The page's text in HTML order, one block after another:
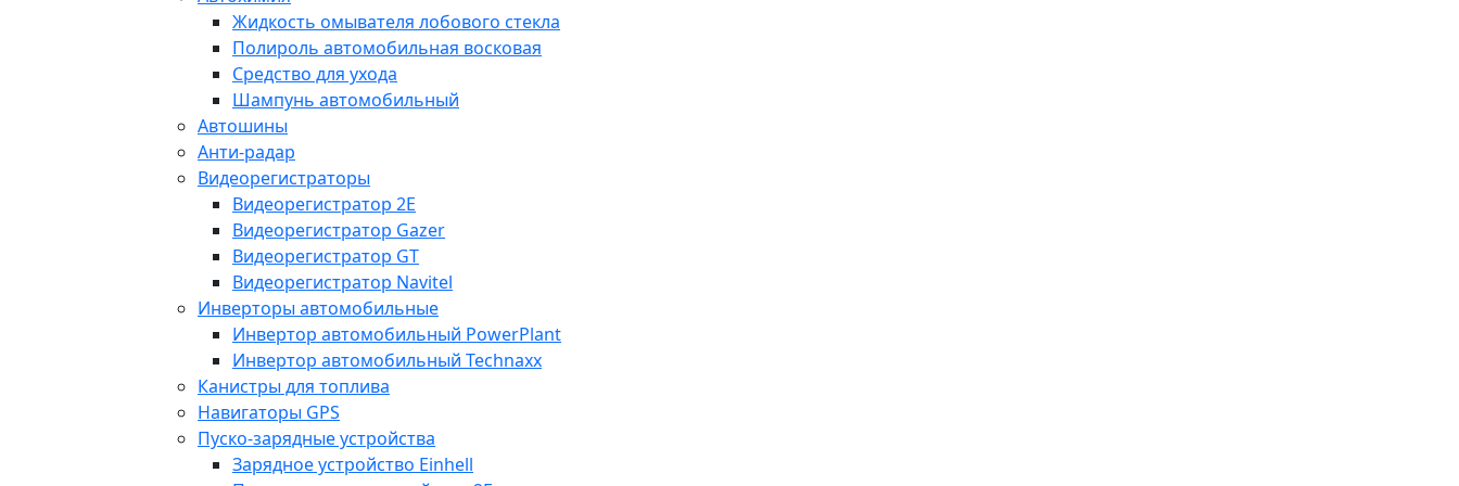
Жидкость омывателя лобового стекла
Полироль автомобильная восковая
Средство для ухода
Шампунь автомобильный
Автошины
Анти-радар
Видеорегистраторы
Видеорегистратор 2E
Видеорегистратор Gazer
Видеорегистратор GT
Видеорегистратор Navitel
Инверторы автомобильные
Инвертор автомобильный PowerPlant
Инвертор автомобильный Technaxx
Канистры для топлива
Навигаторы GPS
Пуско-зарядные устройства
Зарядное устройство Einhell